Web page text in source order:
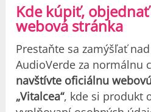
Kde kúpiť,
webová stránka
Prestaňte sa zamýšľať
AudioVerde za normálnu
navštívte oficiálnu
„Vitalcea“, kde si produkt